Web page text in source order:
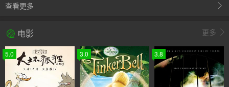
查看更多
电影 更多
5.0 3.0 3.8